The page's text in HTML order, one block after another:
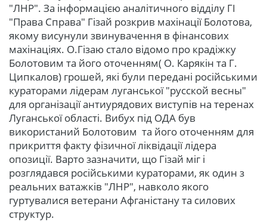
"ЛНР". За інформацією аналітичного відділу ГІ
"Права Справа" Гізай розкрив махінації Болотова,
якому висунули звинувачення в фінансових
махінаціях. О.Гізаю стало відомо про крадіжку
Болотовим та його оточенням( О. Карякін та Г.
Ципкалов) грошей, які були передані російськими
кураторами лідерам луганської "русской весны"
для організації антиурядових виступів на теренах
Луганської області. Вибух під ОДА був
використаний Болотовим та його оточенням для
прикриття факту фізичної ліквідації лідера
опозиції. Варто зазначити, що Гізай міг і
розглядався російськими кураторами, як один з
реальних ватажків "ЛНР", навколо якого
гуртувалися ветерани Афганістану та силових
структур.